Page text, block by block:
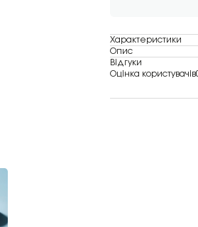
Характеристики
Опис
Відгуки
Оцінка користувачів